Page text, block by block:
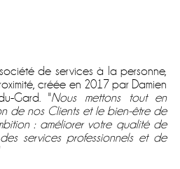
société de services à la personne,
créée en 2017 par Damien
Gard. ''Nous mettons tout en
de nos Clients et le bien-être de
: améliorer votre qualité de
services professionnels et de